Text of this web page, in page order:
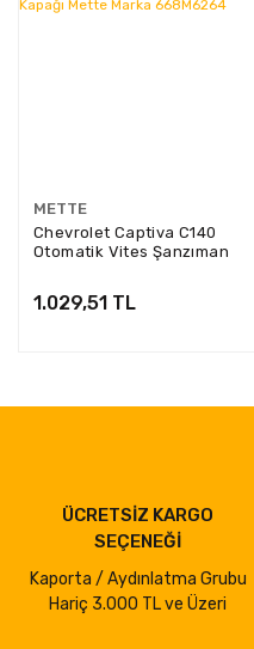
METTE
Chevrolet Captiva C140
Otomatik Vites Şanzıman
1.029,51 TL
ÜCRETSİZ KARGO
SEÇENEĞİ
Kaporta / Aydınlatma Grubu
Hariç 3.000 TL ve Üzeri